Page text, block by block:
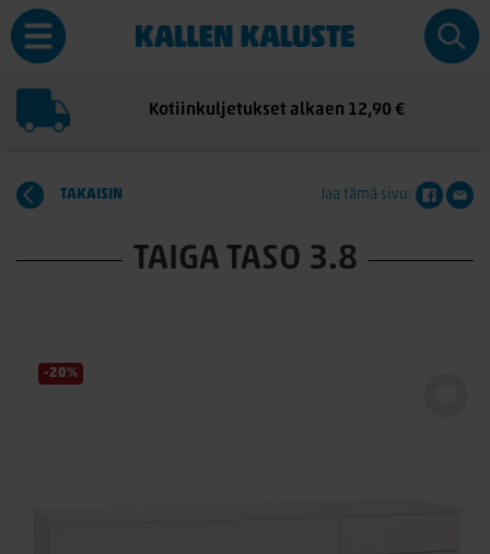
Kotiinkuljetukset alkaen 12,90 €
TAKAISIN Jaa tämä sivu:
TAIGA TASO 3.8
-20%